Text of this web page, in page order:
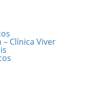
– Clínica Viver